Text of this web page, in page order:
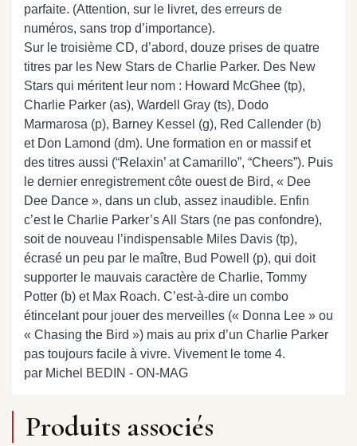
parfaite. (Attention, sur le livret, des erreurs de
numéros, sans trop d’importance).
Sur le troisième CD, d’abord, douze prises de quatre
titres par les New Stars de Charlie Parker. Des New
Stars qui méritent leur nom : Howard McGhee (tp),
Charlie Parker (as), Wardell Gray (ts), Dodo
Marmarosa (p), Barney Kessel (g), Red Callender (b)
et Don Lamond (dm). Une formation en or massif et
des titres aussi (“Relaxin’ at Camarillo”, “Cheers”). Puis
le dernier enregistrement côte ouest de Bird, « Dee
Dee Dance », dans un club, assez inaudible. Enfin
c’est le Charlie Parker’s All Stars (ne pas confondre),
soit de nouveau l’indispensable Miles Davis (tp),
écrasé un peu par le maître, Bud Powell (p), qui doit
supporter le mauvais caractère de Charlie, Tommy
Potter (b) et Max Roach. C’est-à-dire un combo
étincelant pour jouer des merveilles (« Donna Lee » ou
« Chasing the Bird ») mais au prix d’un Charlie Parker
pas toujours facile à vivre. Vivement le tome 4.
par Michel BEDIN - ON-MAG
Produits associés